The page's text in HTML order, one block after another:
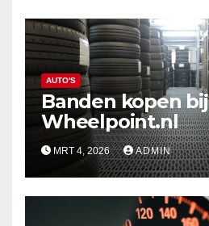
AUTO'S
Banden kopen bij
Wheelpoint.nl
MRT 4, 2026 ADMIN